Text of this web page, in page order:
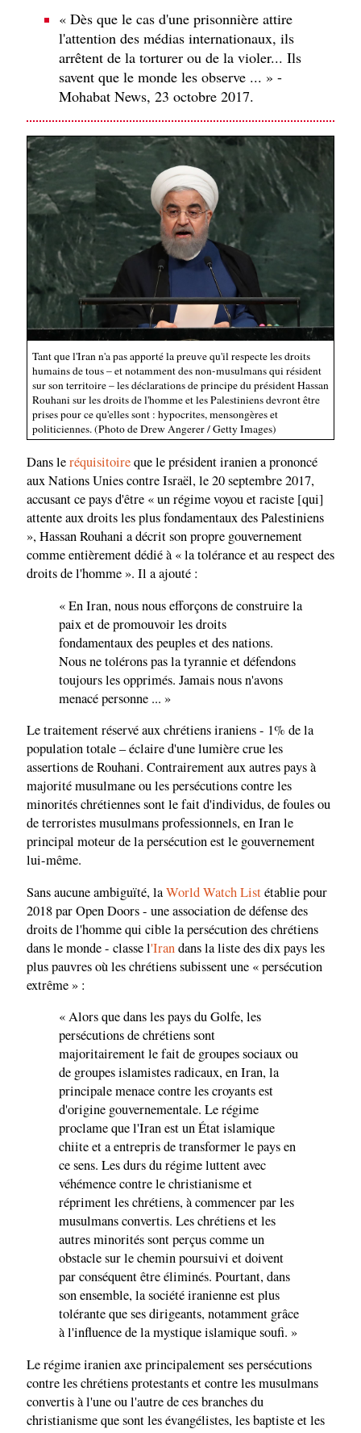
« Dès que le cas d'une prisonnière attire
l'attention des médias internationaux, ils
arrêtent de la torturer ou de la violer... Ils
savent que le monde les observe ... » -
Mohabat News, 23 octobre 2017.
Tant que l'Iran n'a pas apporté la preuve qu'il respecte les droits
humains de tous – et notamment des non-musulmans qui résident
sur son territoire – les déclarations de principe du président Hassan
Rouhani sur les droits de l'homme et les Palestiniens devront être
prises pour ce qu'elles sont : hypocrites, mensongères et
politiciennes. (Photo de Drew Angerer / Getty Images)
Dans leréquisitoireque le président iranien a prononcé
aux Nations Unies contre Israël, le 20 septembre 2017,
accusant ce pays d'être « un régime voyou et raciste [qui]
attente aux droits les plus fondamentaux des Palestiniens
», Hassan Rouhani a décrit son propre gouvernement
comme entièrement dédié à « la tolérance et au respect des
droits de l'homme ». Il a ajouté :
« En Iran, nous nous efforçons de construire la
paix et de promouvoir les droits
fondamentaux des peuples et des nations.
Nous ne tolérons pas la tyrannie et défendons
toujours les opprimés. Jamais nous n'avons
menacé personne ... »
Le traitement réservé aux chrétiens iraniens - 1% de la
population totale – éclaire d'une lumière crue les
assertions de Rouhani. Contrairement aux autres pays à
majorité musulmane ou les persécutions contre les
minorités chrétiennes sont le fait d'individus, de foules ou
de terroristes musulmans professionnels, en Iran le
principal moteur de la persécution est le gouvernement
lui-même.
Sans aucune ambiguïté, laWorld Watch Listétablie pour
2018 par Open Doors - une association de défense des
droits de l'homme qui cible la persécution des chrétiens
dans le monde - classe l'Irandans la liste des dix pays les
plus pauvres où les chrétiens subissent une « persécution
extrême » :
« Alors que dans les pays du Golfe, les
persécutions de chrétiens sont
majoritairement le fait de groupes sociaux ou
de groupes islamistes radicaux, en Iran, la
principale menace contre les croyants est
d'origine gouvernementale. Le régime
proclame que l'Iran est un État islamique
chiite et a entrepris de transformer le pays en
ce sens. Les durs du régime luttent avec
véhémence contre le christianisme et
répriment les chrétiens, à commencer par les
musulmans convertis. Les chrétiens et les
autres minorités sont perçus comme un
obstacle sur le chemin poursuivi et doivent
par conséquent être éliminés. Pourtant, dans
son ensemble, la société iranienne est plus
tolérante que ses dirigeants, notamment grâce
à l'influence de la mystique islamique soufi. »
Le régime iranien axe principalement ses persécutions
contre les chrétiens protestants et contre les musulmans
convertis à l'une ou l'autre de ces branches du
christianisme que sont les évangélistes, les baptiste et les